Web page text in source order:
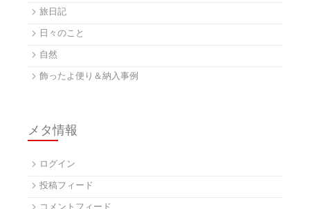
旅日記
日々のこと
自然
飾ったよ便り＆納入事例
メタ情報
ログイン
投稿フィード